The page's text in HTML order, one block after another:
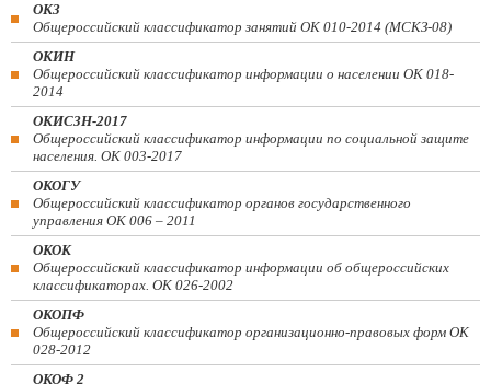
ОКЗ
Общероссийский классификатор занятий ОК 010-2014 (МСКЗ-08)
ОКИН
Общероссийский классификатор информации о населении ОК 018-
2014
ОКИСЗН-2017
Общероссийский классификатор информации по социальной защите
населения. ОК 003-2017
ОКОГУ
Общероссийский классификатор органов государственного
управления ОК 006 – 2011
ОКОК
Общероссийский классификатор информации об общероссийских
классификаторах. ОК 026-2002
ОКОПФ
Общероссийский классификатор организационно-правовых форм ОК
028-2012
ОКОФ 2